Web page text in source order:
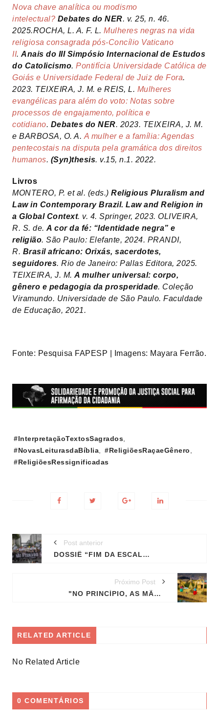
Nova chave analítica ou modismo
intelectual? Debates do NER. v. 25, n. 46.
2025.ROCHA, L. A. F. L. Mulheres negras na vida
religiosa consagrada pós-Concílio Vaticano
II. Anais do III Simpósio Internacional de Estudos
do Catolicismo. Pontifícia Universidade Católica de
Goiás e Universidade Federal de Juiz de Fora.
2023. TEIXEIRA, J. M. e REIS, L. Mulheres
evangélicas para além do voto: Notas sobre
processos de engajamento, política e
cotidiano. Debates do NER. 2023. TEIXEIRA, J. M.
e BARBOSA, O. A. A mulher e a família: Agendas
pentecostais na disputa pela gramática dos direitos
humanos. (Syn)thesis. v.15, n.1. 2022.
Livros
MONTERO, P. et al. (eds.) Religious Pluralism and
Law in Contemporary Brazil. Law and Religion in
a Global Context. v. 4. Springer, 2023. OLIVEIRA,
R. S. de. A cor da fé: “Identidade negra” e
religião. São Paulo: Elefante, 2024. PRANDI,
R. Brasil africano: Orixás, sacerdotes,
seguidores. Rio de Janeiro: Pallas Editora, 2025.
TEIXEIRA, J. M. A mulher universal: corpo,
gênero e pedagogia da prosperidade. Coleção
Viramundo. Universidade de São Paulo. Faculdade
de Educação, 2021.
Fonte: Pesquisa FAPESP | Imagens: Mayara Ferrão.
Tags:
#InterpretaçãoTextosSagrados
#NovasLeiturasdaBíblia
#ReligiõesRaçaeGênero
#ReligiõesRessignificadas
Post anterior
DOSSIÊ “FIM DA ESCALA 6X1 E A REDUÇÃO DA JORNADA DE TRABALHO”
Próximo Post
"NO PRINCÍPIO, AS MÃES": LIÇÕES DE SOCIEDADES MATRIARCAIS
RELATED ARTICLE
No Related Article
0 COMENTÁRIOS